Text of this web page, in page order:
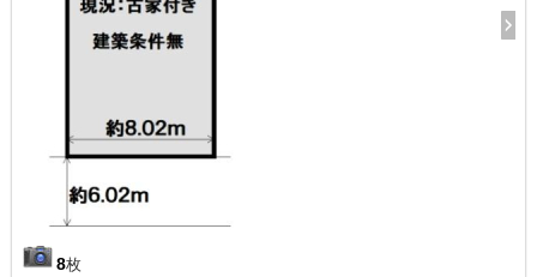
8枚